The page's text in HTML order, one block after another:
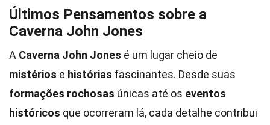
Últimos Pensamentos sobre a
Caverna John Jones
A Caverna John Jones é um lugar cheio de
mistérios e histórias fascinantes. Desde suas
formações rochosas únicas até os eventos
históricos que ocorreram lá, cada detalhe contribui